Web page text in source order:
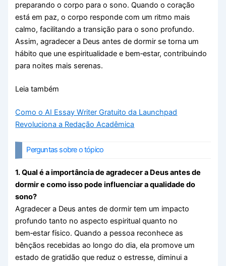
preparando o corpo para o sono. Quando o coração
está em paz, o corpo responde com um ritmo mais
calmo, facilitando a transição para o sono profundo.
Assim, agradecer a Deus antes de dormir se torna um
hábito que une espiritualidade e bem‑estar, contribuindo
para noites mais serenas.
Leia também
Como o AI Essay Writer Gratuito da Launchpad
Revoluciona a Redação Acadêmica
Perguntas sobre o tópico
1. Qual é a importância de agradecer a Deus antes de
dormir e como isso pode influenciar a qualidade do
sono?
Agradecer a Deus antes de dormir tem um impacto
profundo tanto no aspecto espiritual quanto no
bem‑estar físico. Quando a pessoa reconhece as
bênçãos recebidas ao longo do dia, ela promove um
estado de gratidão que reduz o estresse, diminui a